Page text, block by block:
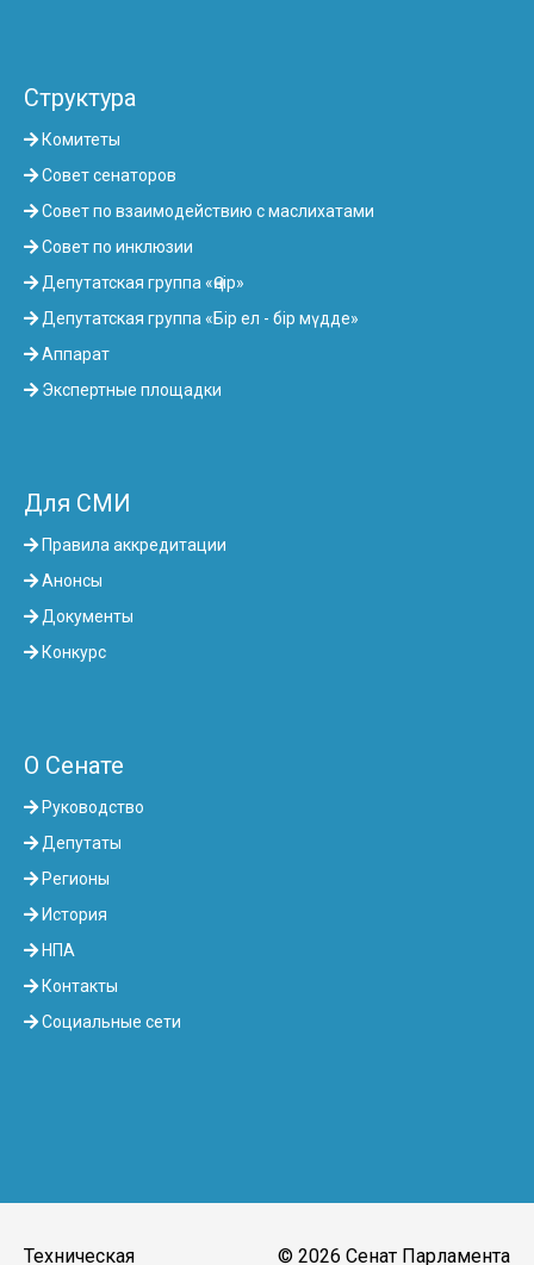
Структура
Комитеты
Совет сенаторов
Совет по взаимодействию с маслихатами
Совет по инклюзии
Депутатская группа «Өңір»
Депутатская группа «Бір ел - бір мүдде»
Аппарат
Экспертные площадки
Для СМИ
Правила аккредитации
Анонсы
Документы
Конкурс
О Сенате
Руководство
Депутаты
Регионы
История
НПА
Контакты
Социальные сети
Техническая © 2026 Сенат Парламента